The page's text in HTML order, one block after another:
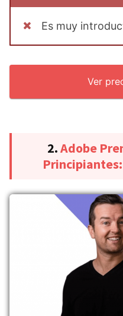
Es muy
Ver
2.Adobe